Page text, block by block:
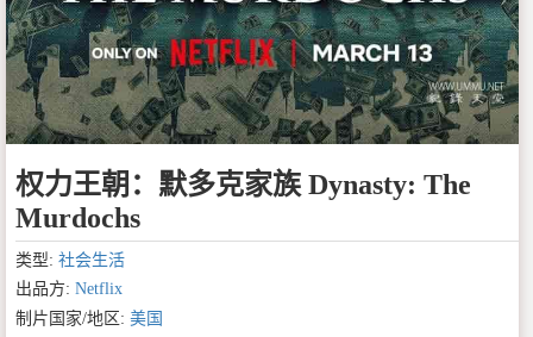
权力王朝：默多克家族 Dynasty: The
Murdochs
类型: 社会生活
出品方: Netflix
制片国家/地区: 美国